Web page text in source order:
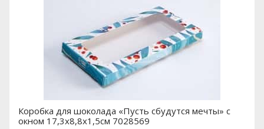
Коробка для шоколада «Пусть сбудутся мечты» с
окном 17,3х8,8х1,5см 7028569